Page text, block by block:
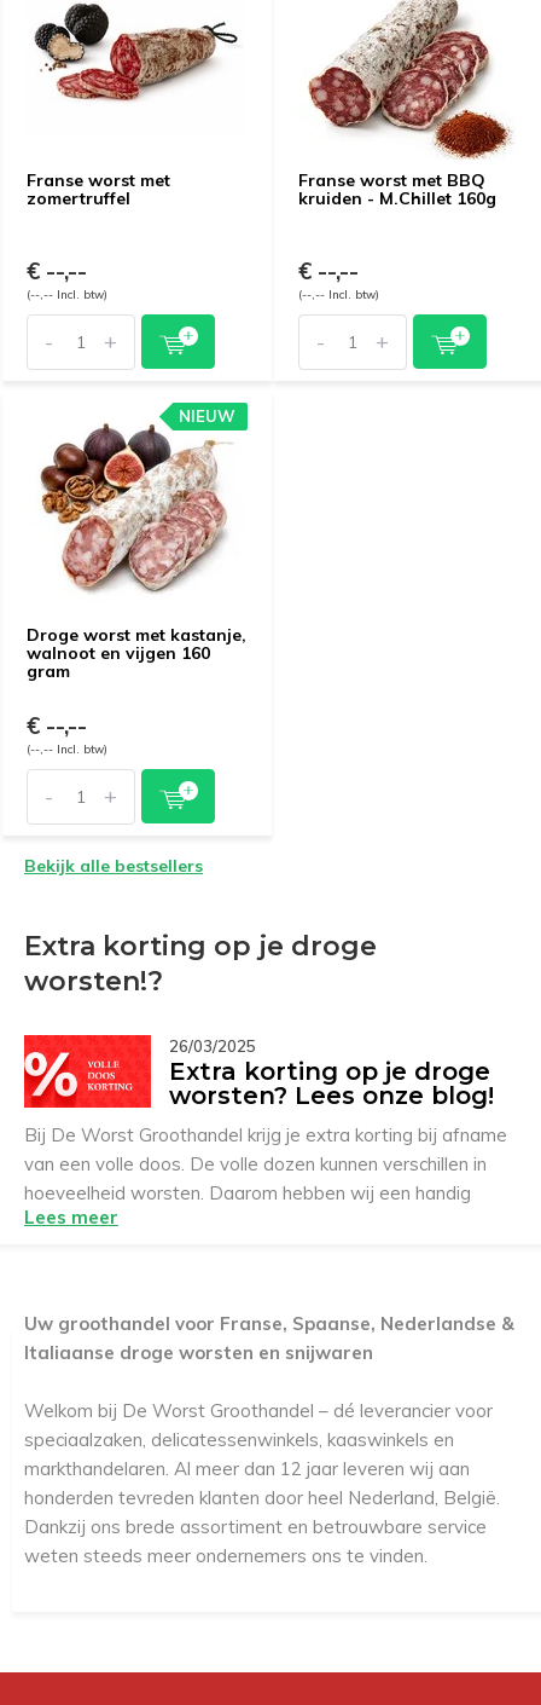
Franse worst met
zomertruffel
€ --,--
(--,-- Incl. btw)
- +
Franse worst met BBQ
kruiden - M.Chillet 160g
€ --,--
(--,-- Incl. btw)
- +
Droge worst met kastanje,
walnoot en vijgen 160
gram
NIEUW
€ --,--
(--,-- Incl. btw)
- +
Bekijk alle bestsellers
Uw groothandel voor Franse, Spaanse, Nederlandse &
Italiaanse droge worsten en snijwaren
Welkom bij De Worst Groothandel – dé leverancier voor
speciaalzaken, delicatessenwinkels, kaaswinkels en
markthandelaren. Al meer dan 12 jaar leveren wij aan
honderden tevreden klanten door heel Nederland, België.
Dankzij ons brede assortiment en betrouwbare service
weten steeds meer ondernemers ons te vinden.
Extra korting op je droge
worsten!?
26/03/2025
Extra korting op je droge
worsten? Lees onze blog!
Bij De Worst Groothandel krijg je extra korting bij afname
van een volle doos. De volle dozen kunnen verschillen in
hoeveelheid worsten. Daarom hebben wij een handig
schema gemaakt hoeveel korting je automatisch ontvangt
Lees meer